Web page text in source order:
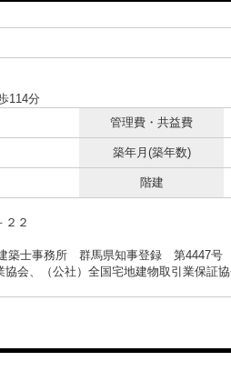
114分
管理費・共益費
築年月(築年数)
階建
２２
築士事務所 群馬県知事登録 第4447号
協会、（公社）全国宅地建物取引業保証